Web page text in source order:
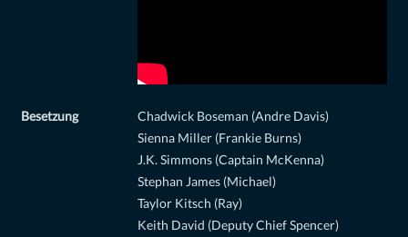
Besetzung
Chadwick Boseman (Andre Davis)
Sienna Miller (Frankie Burns)
J.K. Simmons (Captain McKenna)
Stephan James (Michael)
Taylor Kitsch (Ray)
Keith David (Deputy Chief Spencer)